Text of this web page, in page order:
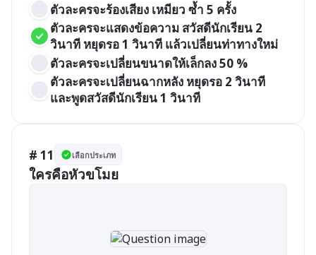
ตัวละครจะร้องเสียง เหมียว ซ้ำ 5 ครั้ง
ตัวละครจะแสดงข้อความ สวัสดีนักเรียน 2
วินาที หยุดรอ 1 วินาที แล้วเปลี่ยนท่าทางใหม่
ตัวละครจะเปลี่ยนขนาดให้เล็กลง 50 %
ตัวละครจะเปลี่ยนฉากหลัง หยุดรอ 2 วินาที
และพูดสวัสดีนักเรียน 1 วินาที
# 11 เลือกประเภท
ใครคือหัวขโมย